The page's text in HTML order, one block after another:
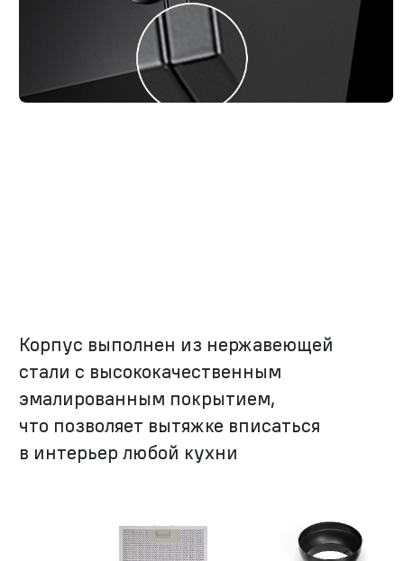
Корпус выполнен из нержавеющей
стали с высококачественным
эмалированным покрытием,
что позволяет вытяжке вписаться
в интерьер любой кухни